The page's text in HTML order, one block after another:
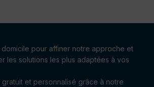
pour affiner notre approche et
les solutions les plus adaptées à vos
et personnalisé grâce à notre